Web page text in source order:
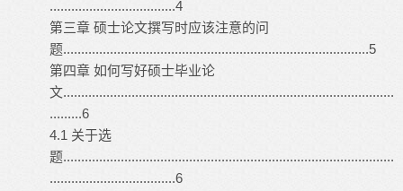
...................................4
第三章 硕士论文撰写时应该注意的问
题.....................................................................................5
第四章 如何写好硕士毕业论
文............................................................................................
.........6
4.1 关于选
题............................................................................................
...................................6